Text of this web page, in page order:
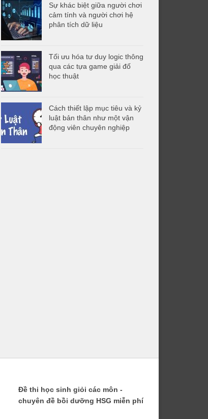
Sự khác biệt giữa người chơi
cảm tính và người chơi hệ
phân tích dữ liệu
Tối ưu hóa tư duy logic thông
qua các tựa game giải đố
học thuật
Cách thiết lập mục tiêu và kỷ
luật bản thân như một vận
động viên chuyên nghiệp
Đề thi học sinh giỏi các môn -
chuyên đề bồi dưỡng HSG miễn phí